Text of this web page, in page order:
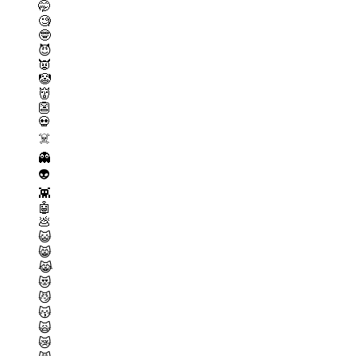
🤭
🧐
🤓
😈
👿
🤡
👹
👺
💀
☠️
👻
👽
👾
🤖
💩
😺
😸
😹
😻
😼
😽
🙀
😿